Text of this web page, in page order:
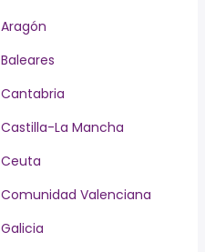
Aragón
Baleares
Cantabria
Castilla-La Mancha
Ceuta
Comunidad Valenciana
Galicia